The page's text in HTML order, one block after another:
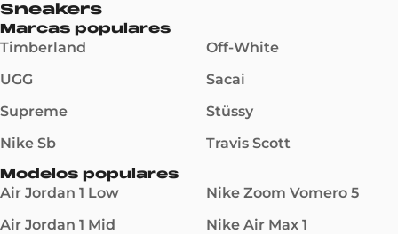
Sneakers
Marcas populares
Timberland
UGG
Supreme
Nike Sb
Off-White
Sacai
Stüssy
Travis Scott
Modelos populares
Air Jordan 1 Low
Air Jordan 1 Mid
Nike Zoom Vomero 5
Nike Air Max 1